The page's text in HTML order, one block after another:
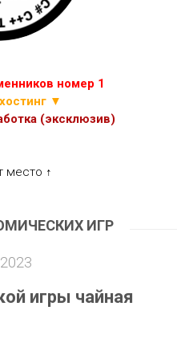
номер 1
▼
(эксклюзив)
место ↑
ИГР
игры чайная